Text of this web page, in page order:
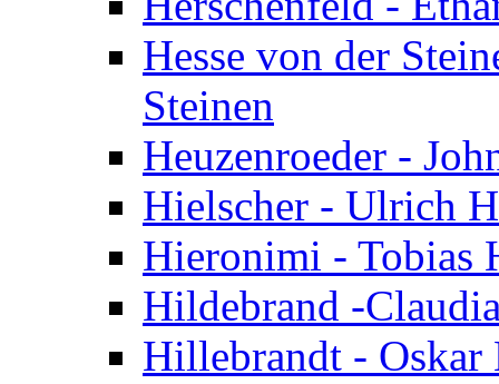
Hesse von der
Steinen
Heuzenroeder -
Hielscher - Ulrich
Hieronimi - Tobias
Hildebrand -
Hillebrandt -